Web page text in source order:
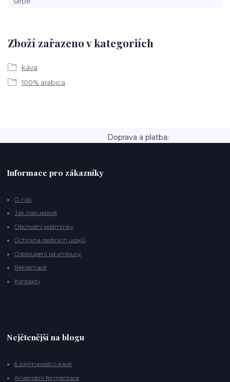
Zboží zařazeno v kategoriích
káva
100% arabica
Doprava a platba:
Informace pro zákazníky
O nás
Jak nakupovat
Obchodní podmínky
Ochrana osobních údajů
Odstoupení od smlouvy
Reklamace
Kontakty
Nejčtenější na blogu
6 zajímavostí o kávě
Anaerobní fermentace